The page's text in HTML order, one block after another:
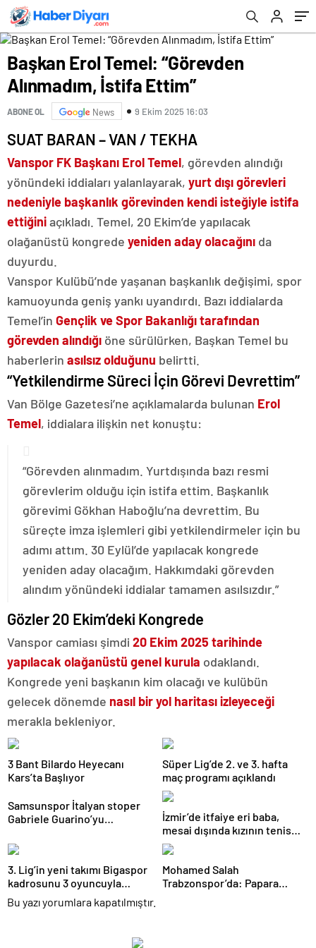
Başkan Erol Temel: “Görevden
Alınmadım, İstifa Ettim”
ABONE OL News 9 Ekim 2025 16:03
SUAT BARAN – VAN / TEKHA
Vanspor FK Başkanı Erol Temel, görevden alındığı
yönündeki iddiaları yalanlayarak, yurt dışı görevleri
nedeniyle başkanlık görevinden kendi isteğiyle istifa
ettiğiniaçıkladı. Temel, 20 Ekim’de yapılacak
olağanüstü kongrede yeniden aday olacağını da
duyurdu.
Vanspor Kulübü’nde yaşanan başkanlık değişimi, spor
kamuoyunda geniş yankı uyandırdı. Bazı iddialarda
Temel’in Gençlik ve Spor Bakanlığı tarafından
görevden alındığı öne sürülürken, Başkan Temel bu
haberlerin asılsız olduğunu belirtti.
“Yetkilendirme Süreci İçin Görevi Devrettim”
Van Bölge Gazetesi’ne açıklamalarda bulunan Erol
Temel, iddialara ilişkin net konuştu:
“Görevden alınmadım. Yurtdışında bazı resmi
görevlerim olduğu için istifa ettim. Başkanlık
görevimi Gökhan Haboğlu’na devrettim. Bu
süreçte imza işlemleri gibi yetkilendirmeler için bu
adımı attım. 30 Eylül’de yapılacak kongrede
yeniden aday olacağım. Hakkımdaki görevden
alındım yönündeki iddialar tamamen asılsızdır.”
Gözler 20 Ekim’deki Kongrede
Vanspor camiası şimdi 20 Ekim 2025 tarihinde
yapılacak olağanüstü genel kurula odaklandı.
Kongrede yeni başkanın kim olacağı ve kulübün
gelecek dönemde nasıl bir yol haritası izleyeceği
merakla bekleniyor.
3 Bant Bilardo Heyecanı
Kars’ta Başlıyor
Süper Lig’de 2. ve 3. hafta
maç programı açıklandı
Samsunspor İtalyan stoper
Gabriele Guarino’yu
İzmir’de itfaiye eri baba,
mesai dışında kızının tenis
antrenörlüğünü yapıyor
3. Lig’in yeni takımı Bigaspor
kadrosunu 3 oyuncuyla
güçlendirdi
Mohamed Salah
Trabzonspor’da: Papara
Bu yazı yorumlara kapatılmıştır.